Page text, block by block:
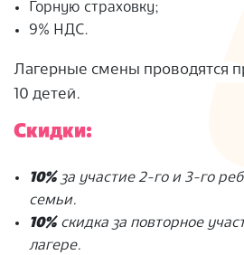
Горную страховку;
9% НДС.
Лагерные смены проводятся
10 детей.
Скидки:
10% за участие 2-го и 3-го
семьи.
10% скидка за повторное
лагере.